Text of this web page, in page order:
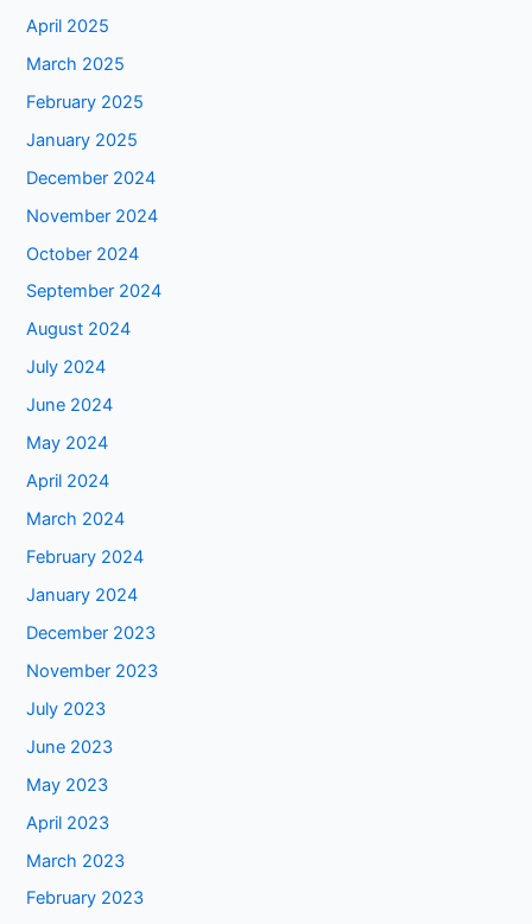
April 2025
March 2025
February 2025
January 2025
December 2024
November 2024
October 2024
September 2024
August 2024
July 2024
June 2024
May 2024
April 2024
March 2024
February 2024
January 2024
December 2023
November 2023
July 2023
June 2023
May 2023
April 2023
March 2023
February 2023